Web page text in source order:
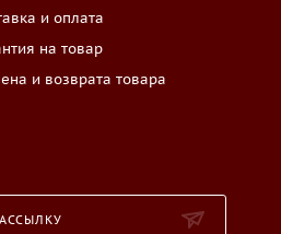
и оплата
на товар
и возврата товара